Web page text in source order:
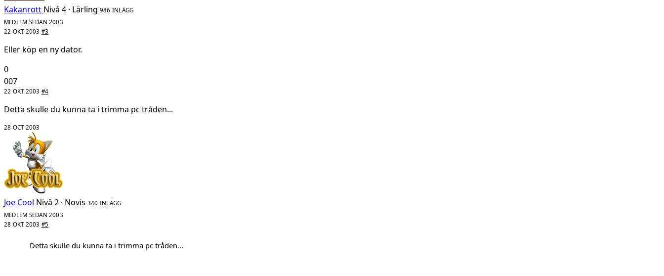
Kakanrott Nivå 4 · Lärling 986 INLÄGG
MEDLEM SEDAN 2003
22 OKT 2003 #3
Eller köp en ny dator.
0
007
22 OKT 2003 #4
Detta skulle du kunna ta i trimma pc tråden...
28 OCT 2003
Joe Cool Nivå 2 · Novis 340 INLÄGG
MEDLEM SEDAN 2003
28 OKT 2003 #5
Detta skulle du kunna ta i trimma pc tråden...